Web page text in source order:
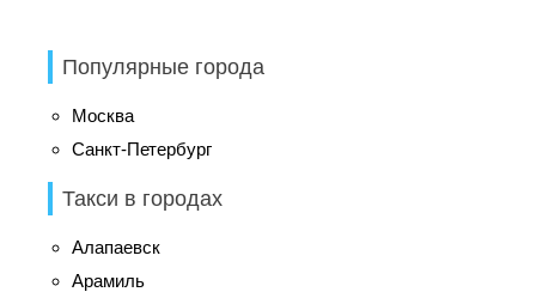
Популярные города
Москва
Санкт-Петербург
Такси в городах
Алапаевск
Арамиль